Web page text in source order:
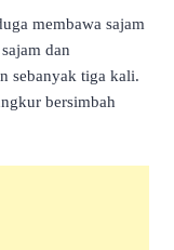
membawa sajam
dan
sebanyak tiga kali.
bersimbah